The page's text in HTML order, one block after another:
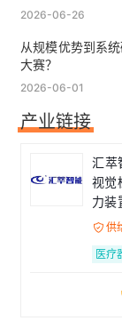
2026-06-26
从规模优势到系
大赛？
2026-06-01
产业链接
汇萃
视觉
力装
流程
 供
医疗